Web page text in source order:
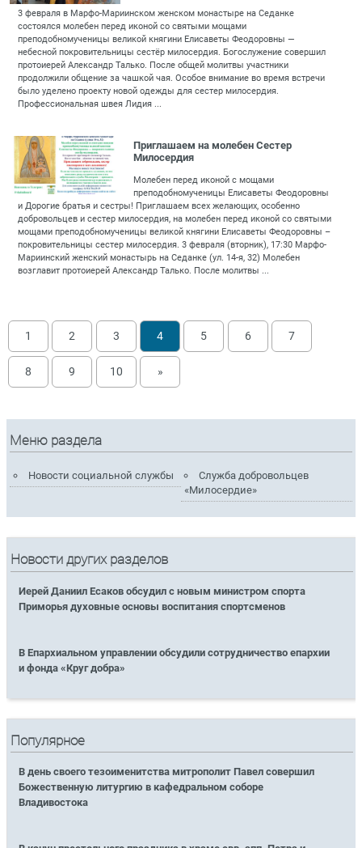
3 февраля в Марфо-Мариинском женском монастыре на Седанке
состоялся молебен перед иконой со святыми мощами
преподобномученицы великой княгини Елисаветы Феодоровны —
небесной покровительницы сестёр милосердия. Богослужение совершил
протоиерей Александр Талько. После общей молитвы участники
продолжили общение за чашкой чая. Особое внимание во время встречи
было уделено проекту новой одежды для сестер милосердия.
Профессиональная швея Лидия ...
Приглашаем на молебен Сестер
Милосердия
Молебен перед иконой с мощами
преподобномученицы Елисаветы Феодоровны
и Дорогие братья и сестры! Приглашаем всех желающих, особенно
добровольцев и сестер милосердия, на молебен перед иконой со святыми
мощами преподобномученицы великой княгини Елисаветы Феодоровны –
покровительницы сестер милосердия. 3 февраля (вторник), 17:30 Марфо-
Мариинский женский монастырь на Седанке (ул. 14-я, 32) Молебен
возглавит протоиерей Александр Талько. После молитвы ...
1 2 3 4 5 6 7
8 9 10 »
Меню раздела
Новости социальной службы
Служба добровольцев
«Милосердие»
Новости других разделов
Иерей Даниил Есаков обсудил с новым министром спорта
Приморья духовные основы воспитания спортсменов
В Епархиальном управлении обсудили сотрудничество епархии
и фонда «Круг добра»
Популярное
В день своего тезоименитства митрополит Павел совершил
Божественную литургию в кафедральном соборе
Владивостока